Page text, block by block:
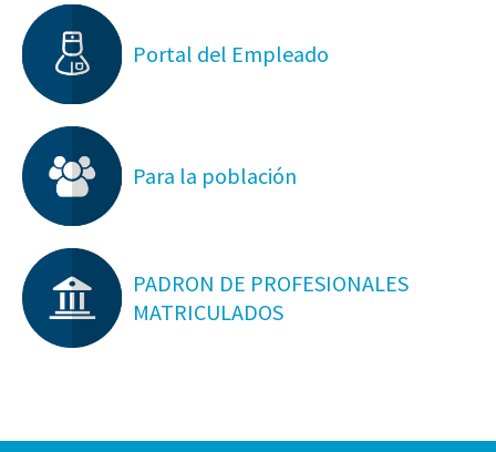
Portal del Empleado
Para la población
PADRON DE PROFESIONALES
MATRICULADOS